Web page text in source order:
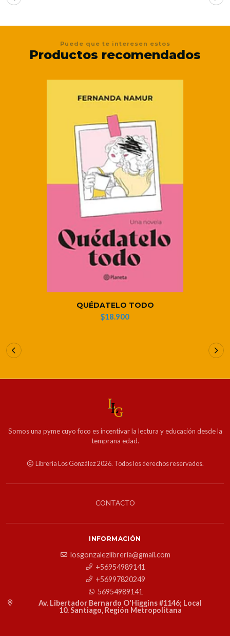
Puede que te interesen estos
Productos recomendados
QUÉDATELO TODO
$18.900
Somos una pyme cuyo foco es incentivar la lectura y educación desde la
temprana edad.
Librería Los González 2026. Todos los derechos reservados.
CONTACTO
INFORMACIÓN
losgonzalezlibreria@gmail.com
+56954989141
+56997820249
56954989141
Av. Libertador Bernardo O'Higgins #1146; Local
10. Santiago, Región Metropolitana